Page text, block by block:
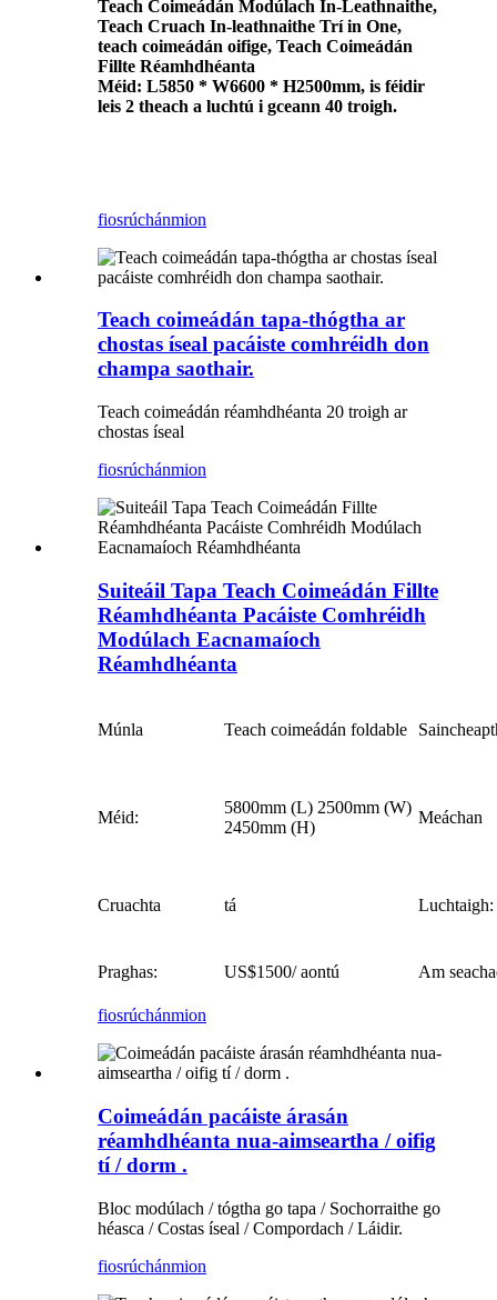
Teach Coimeádán Modúlach In-Leathnaithe,
Teach Cruach In-leathnaithe Trí in One,
teach coimeádán oifige, Teach Coimeádán
Fillte Réamhdhéanta
Méid: L5850 * W6600 * H2500mm, is féidir
leis 2 theach a luchtú i gceann 40 troigh.
fiosrúchánmion
Teach coimeádán tapa-thógtha ar
chostas íseal pacáiste comhréidh don
champa saothair.
Teach coimeádán réamhdhéanta 20 troigh ar
chostas íseal
fiosrúchánmion
Suiteáil Tapa Teach Coimeádán Fillte
Réamhdhéanta Pacáiste Comhréidh
Modúlach Eacnamaíoch
Réamhdhéanta
Múnla Teach coimeádán foldable
Méid:
5800mm (L) 2500mm (W)
2450mm (H)
Meáchan
Cruachta tá Luchtaigh:
Praghas: US$1500/ aontú Am
fiosrúchánmion
Coimeádán pacáiste árasán
réamhdhéanta nua-aimseartha / oifig
tí / dorm .
Bloc modúlach / tógtha go tapa / Sochorraithe go
héasca / Costas íseal / Compordach / Láidir.
fiosrúchánmion